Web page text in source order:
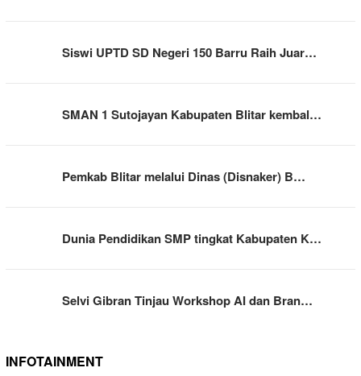
Siswi UPTD SD Negeri 150 Barru Raih Juar…
SMAN 1 Sutojayan Kabupaten Blitar kembal…
Pemkab Blitar melalui Dinas (Disnaker) B…
Dunia Pendidikan SMP tingkat Kabupaten K…
Selvi Gibran Tinjau Workshop AI dan Bran…
INFOTAINMENT